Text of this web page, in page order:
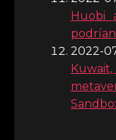
Huobi
2022-